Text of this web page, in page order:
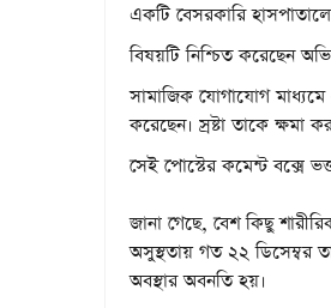
একটি বেসরকারি
বিষয়টি নিশ্চিত করেছেন
সামাজিক যোগাযোগ
করেছেন। স্রষ্টা তাকে ক্ষমা
সেই পোস্টের কমেন্ট বক্সে
জানা গেছে, বেশ কিছু
অসুস্থতায় গত ২২ ডিসেম্বর
অবস্থার অবনতি হয়।